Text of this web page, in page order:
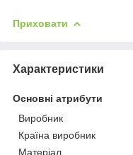
Приховати
Характеристики
Основні атрибути
Виробник
Країна виробник
Матеріал